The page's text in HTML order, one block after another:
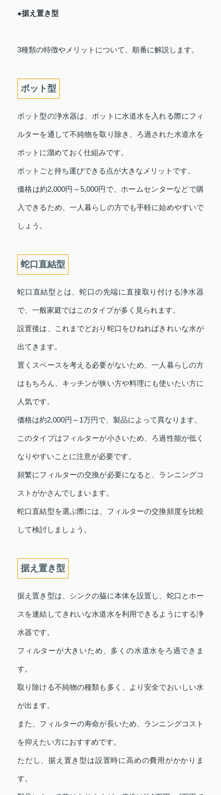
●据え置き型
3種類の特徴やメリットについて、順番に解説します。
ポット型
ポット型の浄水器は、ポットに水道水を入れる際にフィ
ルターを通して不純物を取り除き、ろ過された水道水を
ポットに溜めておく仕組みです。
ポットごと持ち運びできる点が大きなメリットです。
価格は約2,000円～5,000円で、ホームセンターなどで購
入できるため、一人暮らしの方でも手軽に始めやすいで
しょう。
蛇口直結型
蛇口直結型とは、蛇口の先端に直接取り付ける浄水器
で、一般家庭ではこのタイプが多く見られます。
設置後は、これまでどおり蛇口をひねればきれいな水が
出てきます。
置くスペースを考える必要がないため、一人暮らしの方
はもちろん、キッチンが狭い方や料理にも使いたい方に
人気です。
価格は約2,000円～1万円で、製品によって異なります。
このタイプはフィルターが小さいため、ろ過性能が低く
なりやすいことに注意が必要です。
頻繁にフィルターの交換が必要になると、ランニングコ
ストがかさんでしまいます。
蛇口直結型を選ぶ際には、フィルターの交換頻度を比較
して検討しましょう。
据え置き型
据え置き型は、シンクの脇に本体を設置し、蛇口とホー
スを連結してきれいな水道水を利用できるようにする浄
水器です。
フィルターが大きいため、多くの水道水をろ過できま
す。
取り除ける不純物の種類も多く、より安全でおいしい水
が出ます。
また、フィルターの寿命が長いため、ランニングコスト
を抑えたい方におすすめです。
ただし、据え置き型は設置時に高めの費用がかかりま
す。